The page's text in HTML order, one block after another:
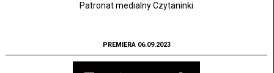
Patronat medialny Czytaninki
PREMIERA 06.09.2023